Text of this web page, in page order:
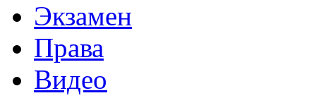
Экзамен
Права
Видео